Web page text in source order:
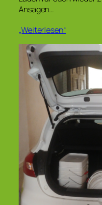
Ansagen…
„Weiterlesen“